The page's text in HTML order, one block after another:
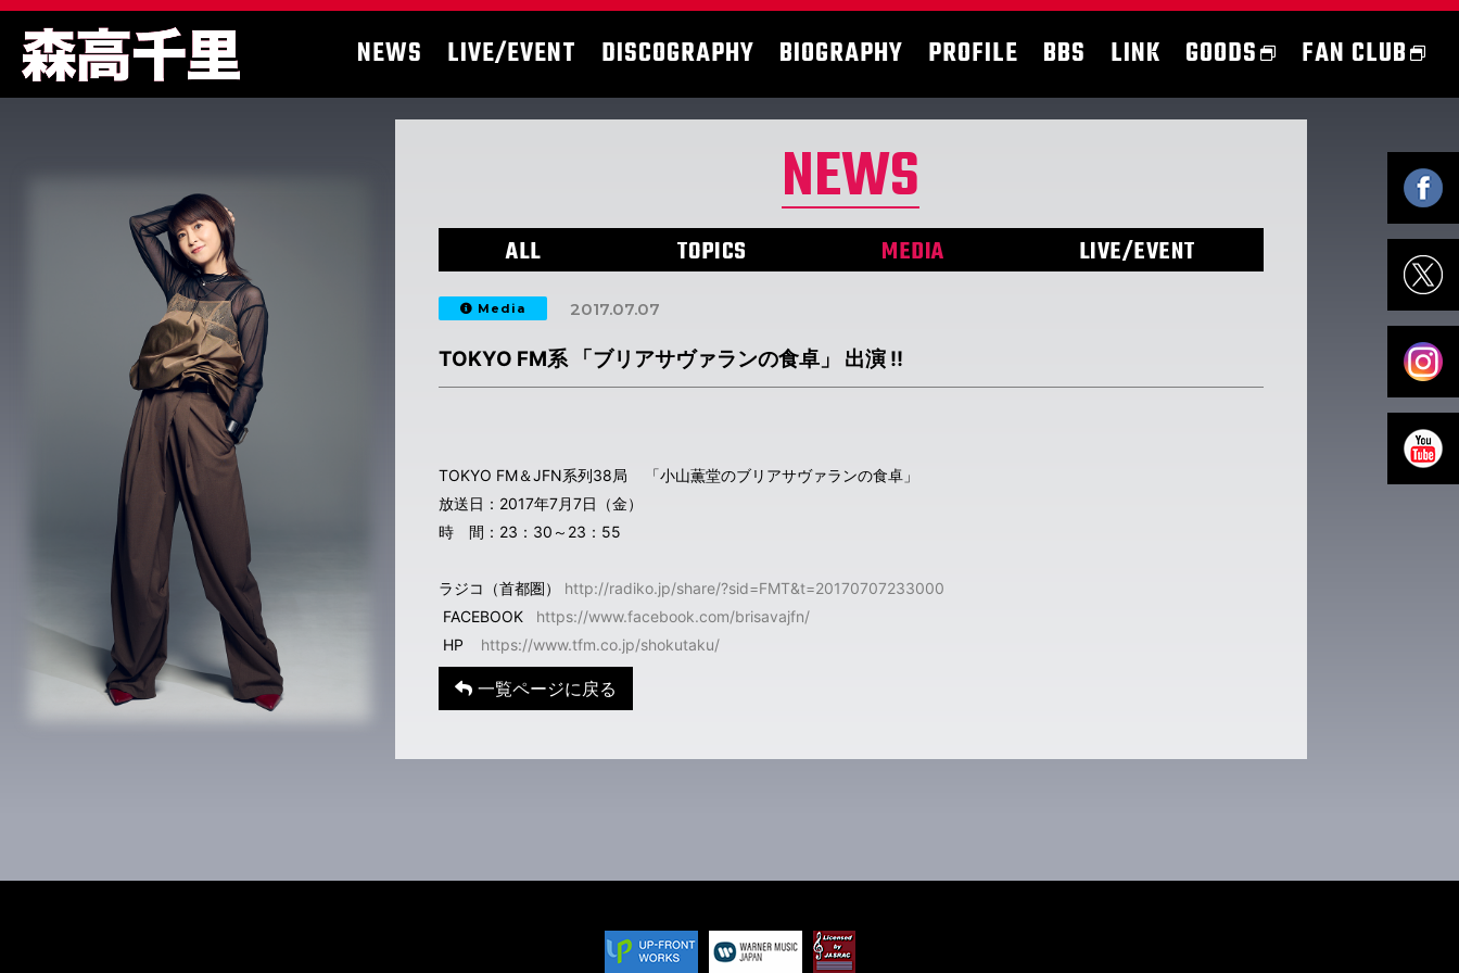
NEWS LIVE/EVENT DISCOGRAPHY BIOGRAPHY PROFILE BBS LINK GOODS FAN CLUB
NEWS
ALL TOPICS MEDIA LIVE/EVENT
Media 2017.07.07
TOKYO FM系 「ブリアサヴァランの食卓」 出演 !!
TOKYO FM＆JFN系列38局 「小山薫堂のブリアサヴァランの食卓」
放送日：2017年7月7日（金）
時 間：23：30～23：55
ラジコ（首都圏） http://radiko.jp/share/?sid=FMT&t=20170707233000
FACEBOOK https://www.facebook.com/brisavajfn/
HP https://www.tfm.co.jp/shokutaku/
一覧ページに戻る